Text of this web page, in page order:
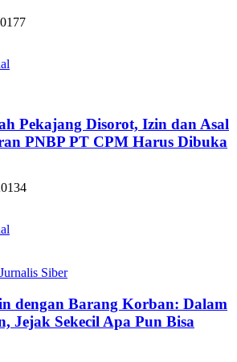
Pekajang Disorot, Izin dan Asal
PNBP PT CPM Harus Dibuka
Siber
dengan Barang Korban: Dalam
Jejak Sekecil Apa Pun Bisa